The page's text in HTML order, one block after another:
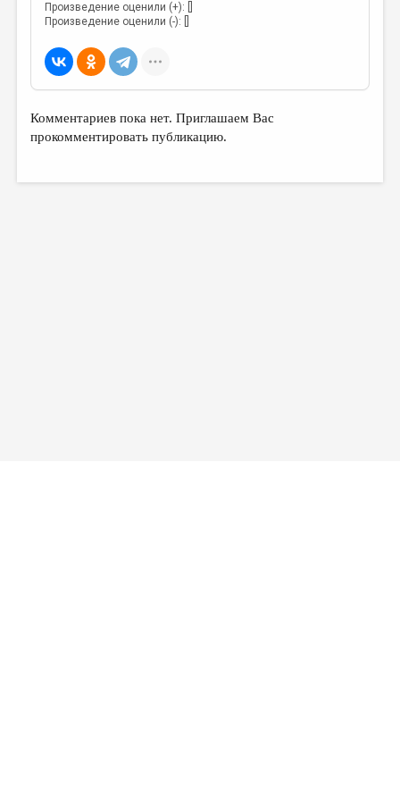
Произведение оценили (+): []
Произведение оценили (-): []
Комментариев пока нет. Приглашаем Вас
прокомментировать публикацию.